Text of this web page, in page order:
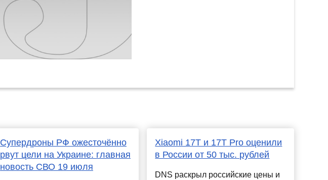
Супердроны РФ ожесточённо
рвут цели на Украине: главная
новость СВО 19 июля
Xiaomi 17T и 17T Pro оценили
в России от 50 тыс. рублей
DNS раскрыл российские цены и